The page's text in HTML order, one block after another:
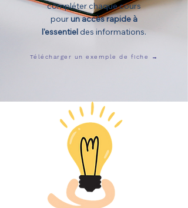
compléter chaque cours
pourun accès rapide à
l'essentieldes informations.
Télécharger un exemple de fiche →